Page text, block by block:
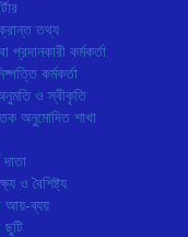
তথ্য
প্রদানকারী কর্মকর্তা
কর্মকর্তা
ও স্বীকৃতি
অনুমোদিত শাখা
ও বৈশিষ্ট্য
আয়-ব্যয়
ছুটি